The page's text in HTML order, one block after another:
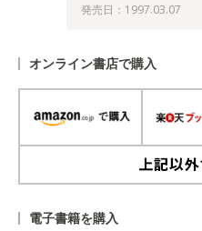
発売日：1997.03.07
オンライン書店で購入
電子書籍を購入